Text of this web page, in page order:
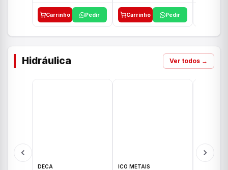
Carrinho Pedir Carrinho Pedir
Hidráulica Ver todos →
DECA ICO METAIS